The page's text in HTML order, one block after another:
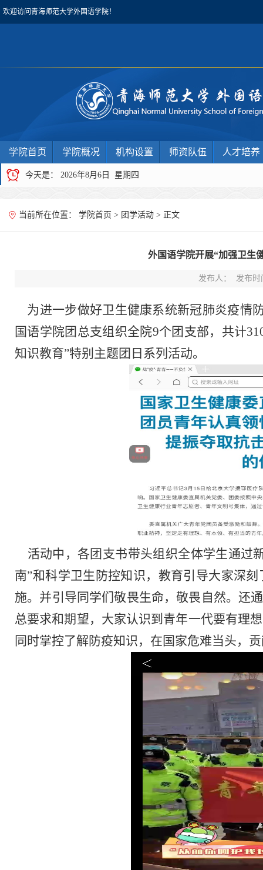
欢迎访问青海师范大学外国语学院！
学院首页 学院概况 机构设置 师资队伍 人才培养
今天是： 2026年8月6日 星期四
当前所在位置： 学院首页 > 团学活动 > 正文
外国语学院开展“加强卫生
发布人： 发布时
为进一步做好卫生健康系统新冠肺炎疫情
国语学院团总支组织全院9个团支部，共计
知识教育”特别主题团日系列活动。
活动中，各团支书带头组织全体学生通过
南”和科学卫生防控知识，教育引导大家深
施。并引导同学们敬畏生命，敬畏自然。还
总要求和期望，大家认识到青年一代要有理
同时掌控了解防疫知识，在国家危难当头，